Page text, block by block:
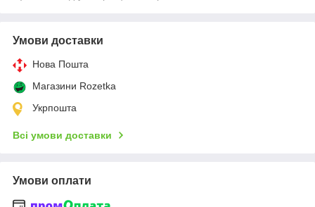
Умови доставки
Нова Пошта
Магазини Rozetka
Укрпошта
Всі умови доставки
Умови оплати